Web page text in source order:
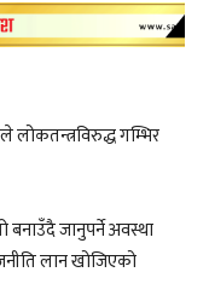
लोकतन्त्रविरुद्ध गम्भिर
बनाउँदै जानुपर्ने अवस्था
लान खोजिएको